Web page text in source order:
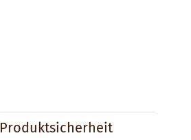
Produktsicherheit